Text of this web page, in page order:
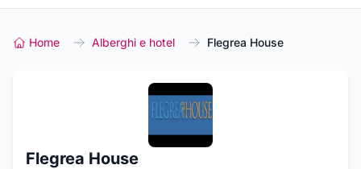
Home Alberghi e hotel Flegrea House
Flegrea House